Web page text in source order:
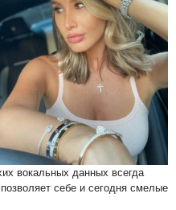
вокальных данных всегда
себе и сегодня смелые